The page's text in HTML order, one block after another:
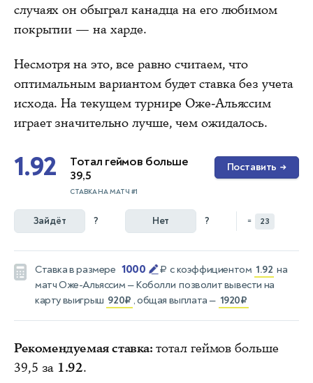
случаях он обыграл канадца на его любимом
покрытии — на харде.
Несмотря на это, все равно считаем, что
оптимальным вариантом будет ставка без учета
исхода. На текущем турнире Оже-Альяссим
играет значительно лучше, чем ожидалось.
1.92
Тотал геймов больше
39,5
СТАВКА НА МАТЧ #1
Поставить →
Зайдёт ? Нет ? = 23
Ставка в размере 1000 ₽ с коэффициентом 1.92 на
матчОже-Альяссим — Коболли позволит вывести на
карту выигрыш 920₽ , общая выплата — 1920₽
Рекомендуемая ставка: тотал геймов больше
39,5 за 1.92.